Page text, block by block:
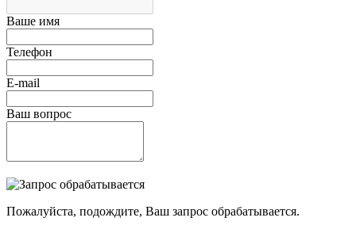
Ваше имя
Телефон
E-mail
Ваш вопрос
Пожалуйста, подождите, Ваш запрос обрабатывается.